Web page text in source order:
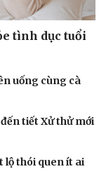
tình dục tuổi
uống cùng cà
tiết Xử thử mới
lộ thói quen ít ai